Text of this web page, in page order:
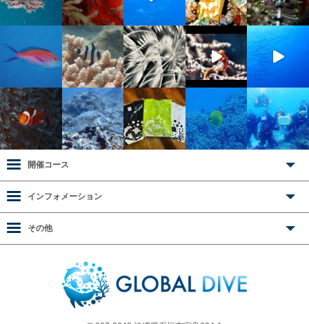
開催コース
インフォメーション
その他